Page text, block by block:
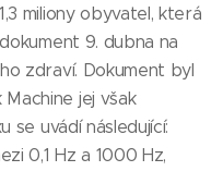
miliony obyvatel, která
9. dubna na
zdraví. Dokument byl
jej však
se uvádí následující:
0,1 Hz a 1000 Hz,